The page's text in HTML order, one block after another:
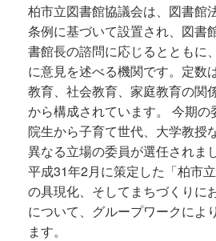
柏市立図書館協議会は、図書館
条例に基づいて設置され、図書
書館長の諮問に応じるとともに
に意見を述べる機関です。定数
教育、社会教育、家庭教育の関
から構成されています。 今期の
院生から子育て世代、大学教授
異なる立場の委員が選任されまし
平成31年2月に策定した「柏市
の具現化、そしてまちづくりに
について、グループワークによ
ます。